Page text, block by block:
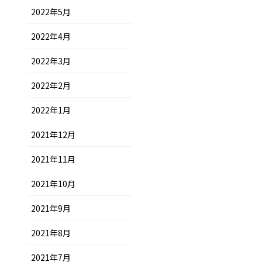
2022年5月
2022年4月
2022年3月
2022年2月
2022年1月
2021年12月
2021年11月
2021年10月
2021年9月
2021年8月
2021年7月